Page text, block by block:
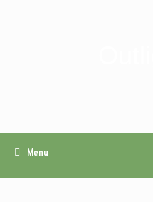
Menu